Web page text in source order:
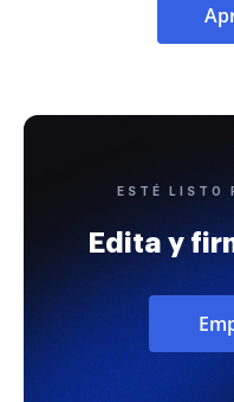
ESTÉ LISTO
Edita y